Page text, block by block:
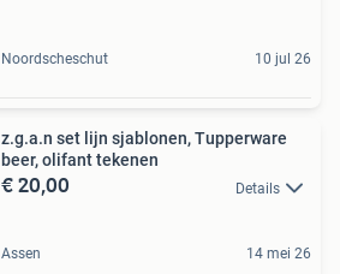
Noordscheschut 10 jul 26
z.g.a.n set lijn sjablonen, Tupperware
beer, olifant tekenen
€ 20,00 Details
Assen 14 mei 26